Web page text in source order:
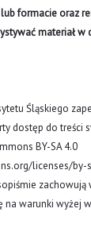
formacie oraz
materiał
Śląskiego
dostęp do treści
BY-SA 4.0
licenses/by-
zachowują
na warunki wyżej